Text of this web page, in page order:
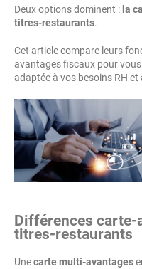
Deux options dominent : la
titres-restaurants.
Cet article compare leurs
avantages fiscaux pour
adaptée à vos besoins RH
Différences carte-
titres-restaurants
Unecarte multi-avantages